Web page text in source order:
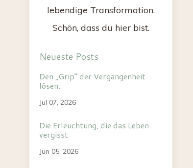
lebendige Transformation.
Schön, dass du hier bist.
Neueste Posts
Den „Grip“ der Vergangenheit
lösen:
Jul 07, 2026
Die Erleuchtung, die das Leben
vergisst
Jun 05, 2026